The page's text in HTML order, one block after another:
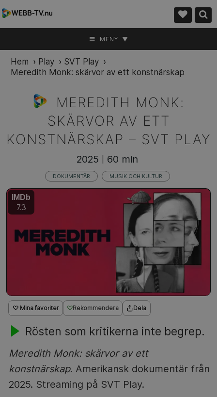
MENY ▼
Hem › Play › SVT Play ›
Meredith Monk: skärvor av ett konstnärskap
MEREDITH MONK:
SKÄRVOR AV ETT
KONSTNÄRSKAP – SVT PLAY
♡ Mina favoriter Rekommendera Dela
Rösten som kritikerna inte begrep.
Meredith Monk: skärvor av ett
konstnärskap. Amerikansk dokumentär från
2025. Streaming på SVT Play.
2025 60 min
DOKUMENTÄR MUSIK OCH KULTUR
IMDb
7.3